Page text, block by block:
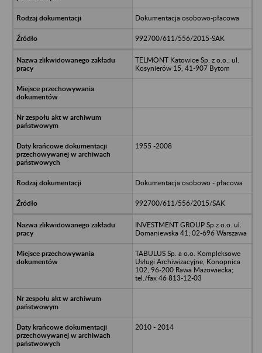
Dokumentacja osobowo-płacowa
992700/611/556/2015-SAK
TELMONT Katowice Sp. z o.o.; ul.
Kosynierów 15, 41-907 Bytom
1955 -2008
Dokumentacja osobowo - płacowa
992700/611/556/2015/SAK
INVESTMENT GROUP Sp.z o.o. ul.
Domaniewska 41; 02-696 Warszawa
TABULUS Sp. a o.o. Kompleksowe
Usługi Archiwizacyjne, Konopnica
102, 96-200 Rawa Mazowiecka;
tel./fax 46 813-12-03
2010 - 2014